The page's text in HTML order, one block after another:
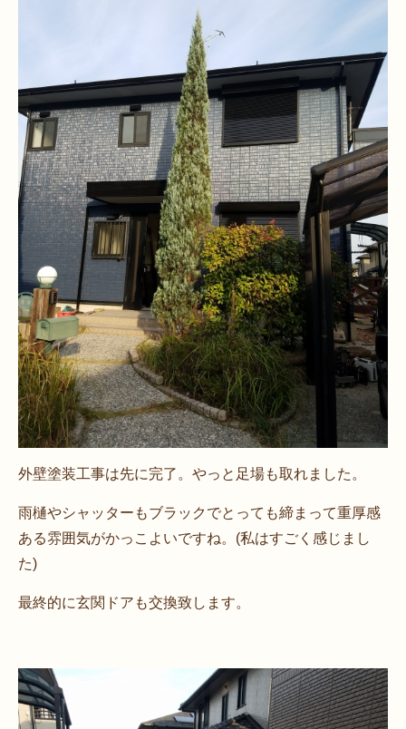
外壁塗装工事は先に完了。やっと足場も取れました。
雨樋やシャッターもブラックでとっても締まって重厚感
ある雰囲気がかっこよいですね。(私はすごく感じまし
た)
最終的に玄関ドアも交換致します。